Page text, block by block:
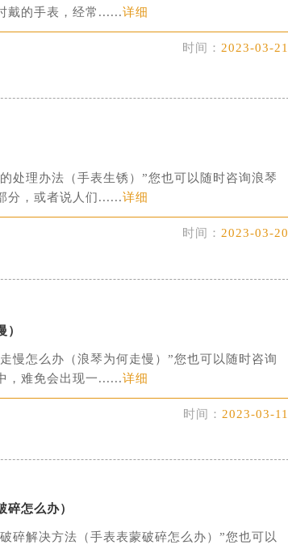
戴的手表，经常......详细
时间： 2023-03-21
处理办法（手表生锈）”您也可以随时咨询浪琴
分，或者说人们......详细
时间： 2023-03-20
慢怎么办（浪琴为何走慢）”您也可以随时咨询
，难免会出现一......详细
时间： 2023-03-11
怎么办）
碎解决方法（手表表蒙破碎怎么办）”您也可以